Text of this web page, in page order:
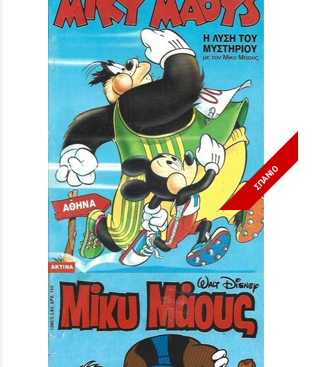
ΣΠΑΝΙΟ
Μίκυ Μάους #1620***
Τιμή: 3,90 €